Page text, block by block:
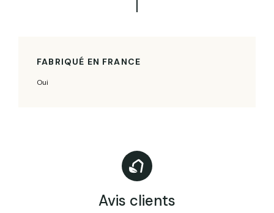
FABRIQUÉ EN FRANCE
Oui
Avis clients